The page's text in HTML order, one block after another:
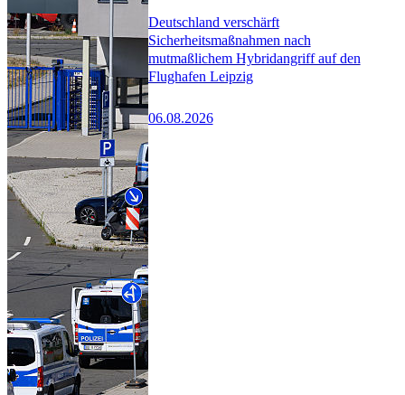
Deutschland verschärft
Sicherheitsmaßnahmen nach
mutmaßlichem Hybridangriff auf den
Flughafen Leipzig
06.08.2026